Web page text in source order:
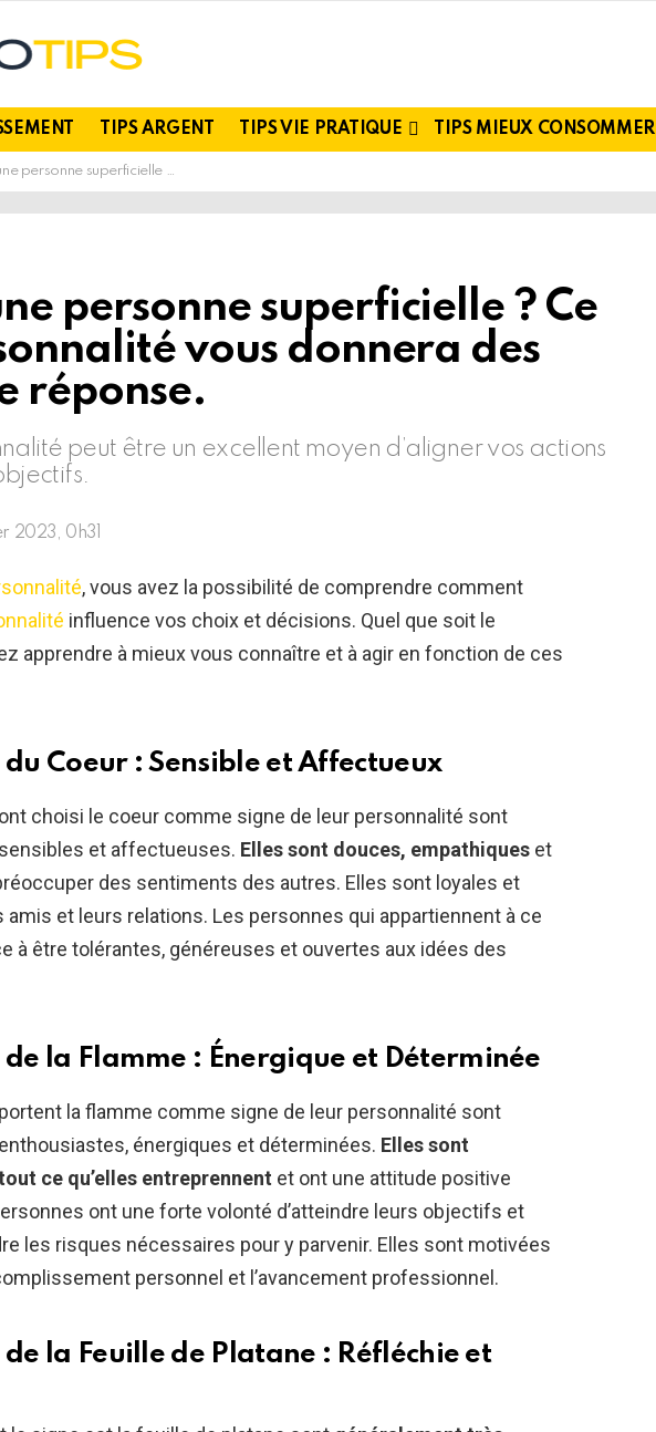
TIPS ARGENT TIPS VIE PRATIQUE TIPS MIEUX CONSOMMER
? Ce test de personnalité vous donnera des éléments de réponse.
personne superficielle ? Ce
vous donnera des
réponse.
peut être un excellent moyen d’aligner vos actions
2023, 0h31
, vous avez la possibilité de comprendre comment
influence vos choix et décisions. Quel que soit le
apprendre à mieux vous connaître et à agir en fonction de ces
Coeur : Sensible et Affectueux
choisi le coeur comme signe de leur personnalité sont
et affectueuses. Elles sont douces, empathiques et
des sentiments des autres. Elles sont loyales et
et leurs relations. Les personnes qui appartiennent à ce
à être tolérantes, généreuses et ouvertes aux idées des
la Flamme : Énergique et Déterminée
la flamme comme signe de leur personnalité sont
énergiques et déterminées. Elles sont
ce qu’elles entreprennent et ont une attitude positive
ont une forte volonté d’atteindre leurs objectifs et
les risques nécessaires pour y parvenir. Elles sont motivées
personnel et l’avancement professionnel.
la Feuille de Platane : Réfléchie et